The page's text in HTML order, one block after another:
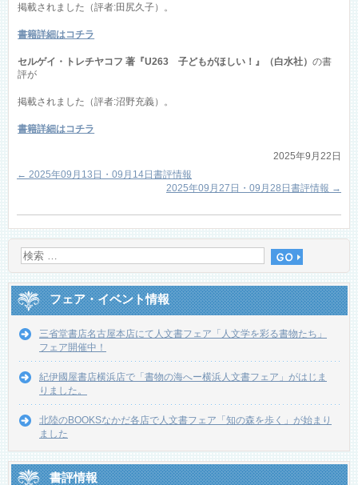
掲載されました（評者:田尻久子）。
書籍詳細はコチラ
セルゲイ・トレチヤコフ 著『U263 子どもがほしい！』（白水社）の書
評が
掲載されました（評者:沼野充義）。
書籍詳細はコチラ
2025年9月22日
← 2025年09月13日・09月14日書評情報
2025年09月27日・09月28日書評情報 →
フェア・イベント情報
三省堂書店名古屋本店にて人文書フェア「人文学を彩る書物たち」
フェア開催中！
紀伊國屋書店横浜店で「書物の海へー横浜人文書フェア」がはじま
りました。
北陸のBOOKSなかだ各店で人文書フェア「知の森を歩く」が始まり
ました
書評情報